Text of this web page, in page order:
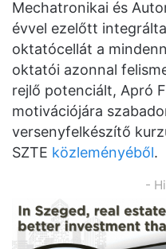
Mechatronikai és
évvel ezelőtt
oktatócellát a
oktatói azonnal
rejlő potenciált, Apró
motivációjára
versenyfelkészítő
SZTE közleményéből.
-